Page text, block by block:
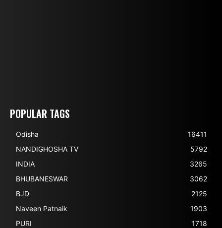
POPULAR TAGS
Odisha
16411
NANDIGHOSHA TV
5792
INDIA
3265
BHUBANESWAR
3062
BJD
2125
Naveen Patnaik
1903
PURI
1718